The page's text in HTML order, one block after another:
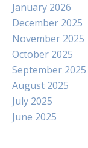
January 2026
December 2025
November 2025
October 2025
September 2025
August 2025
July 2025
June 2025